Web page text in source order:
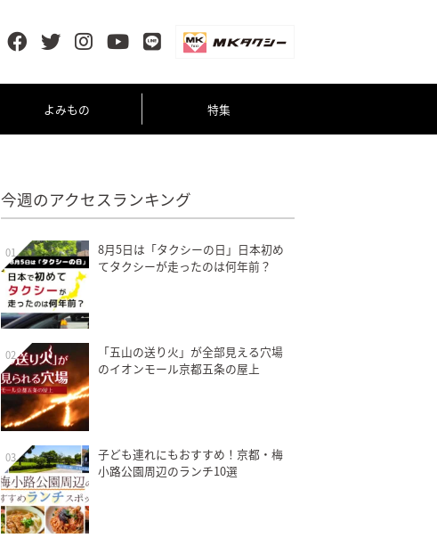
よみもの 特集
今週のアクセスランキング
01
8月5日は「タクシーの日」日本初め
てタクシーが走ったのは何年前？
02
「五山の送り火」が全部見える穴場
のイオンモール京都五条の屋上
03
子ども連れにもおすすめ！京都・梅
小路公園周辺のランチ10選